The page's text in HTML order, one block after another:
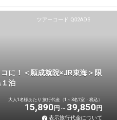
ツアーコード Q02ADS
に！＜願成就院×JR東海＞限
泊
大人1名様あたり 旅行代金（1～3名1室・税込）
15,890 円 39,850 円
表示旅行代金について